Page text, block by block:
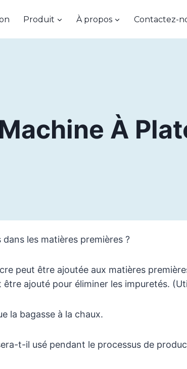
Produit À propos Contactez-
Machine À
dans les matières premières ?
peut être ajoutée aux matières
ajouté pour éliminer les impuretés.
la bagasse à la chaux.
t-il usé pendant le processus de